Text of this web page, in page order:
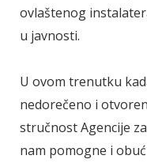
ovlaštenog
u javnosti.
U ovom trenutku
nedorečeno i
stručnost Agencije
nam pomogne i